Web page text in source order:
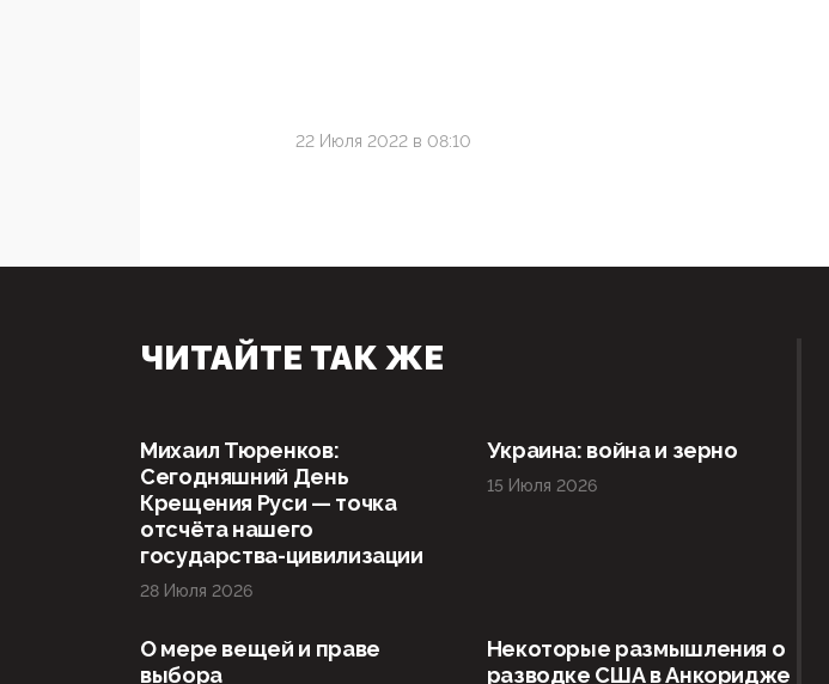
22 Июля 2022 в 08:10
ЧИТАЙТЕ ТАК ЖЕ
Михаил Тюренков:
Сегодняшний День
Крещения Руси — точка
отсчёта нашего
государства-цивилизации
28 Июля 2026
Украина: война и зерно
15 Июля 2026
О мере вещей и праве
выбора
Некоторые размышления о
разводке США в Анкоридже